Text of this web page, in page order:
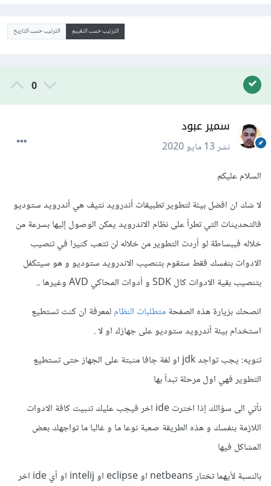
الترتيب حسب التقييم الترتيب حسب التاريخ
0
سمير عبود
نشر13 مايو 2020
السلام عليكم
لا شك ان افضل بيئة لتطوير تطبيقات أندرويد نتيف هي أندرويد ستوديو
فالتحديثات التي تطرأ على نظام الاندرويد يمكن الوصول إليها بسرعة من
خلاله فببساطة لو أردت التطوير من خلاله لن تتعب كثيرا في تنصيب
الادوات بنفسك فقط ستقوم بتنصيب الاندرويد ستوديو و هو سيتكفل
بتنصيب بقية الادوات كال SDK و أدوات المحاكي AVD وغيرها ..
انصحك بزيارة هذه الصفحةمتطلبات النظاملمعرفة ان كنت تستطيع
استخدام بيئة أندرويد ستوديو على جهازك او لا .
تنويه: يجب تواجد jdk او لغة جافا مثبتة على الجهاز حتى تستطيع
التطوير فهي اول مرحلة تبدأ بها
نأتي الى سؤالك إذا اخترت ide اخر فيجب عليك تثبيت كافة الادوات
اللازمة بنفسك و هذه الطريقة صعبة نوعا ما و غالبا ما تواجهك بعض
المشاكل فيها
بالنسبة لأيهما تختار netbeans او eclipse او intelij او أي ide اخر